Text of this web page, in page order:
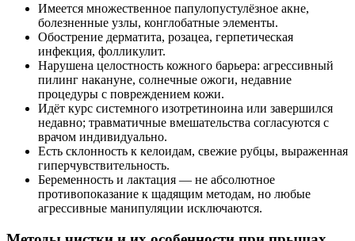
Имеется множественное папулопустулёзное акне,
болезненные узлы, конглобатные элементы.
Обострение дерматита, розацеа, герпетическая
инфекция, фолликулит.
Нарушена целостность кожного барьера: агрессивный
пилинг накануне, солнечные ожоги, недавние
процедуры с повреждением кожи.
Идёт курс системного изотретиноина или завершился
недавно; травматичные вмешательства согласуются с
врачом индивидуально.
Есть склонность к келоидам, свежие рубцы, выраженная
гиперчувствительность.
Беременность и лактация — не абсолютное
противопоказание к щадящим методам, но любые
агрессивные манипуляции исключаются.